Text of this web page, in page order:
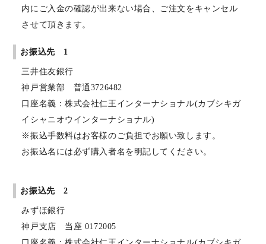
内にご入金の確認が出来ない場合、ご注文をキャンセル
させて頂きます。
お振込先 1
三井住友銀行
神戸営業部 普通3726482
口座名義：株式会社仁王インターナショナル(カブシキガ
イシャニオウインターナショナル)
※振込手数料はお客様のご負担でお願い致します。
お振込名には必ず購入者名を明記してください。
お振込先 2
みずほ銀行
神戸支店 当座 0172005